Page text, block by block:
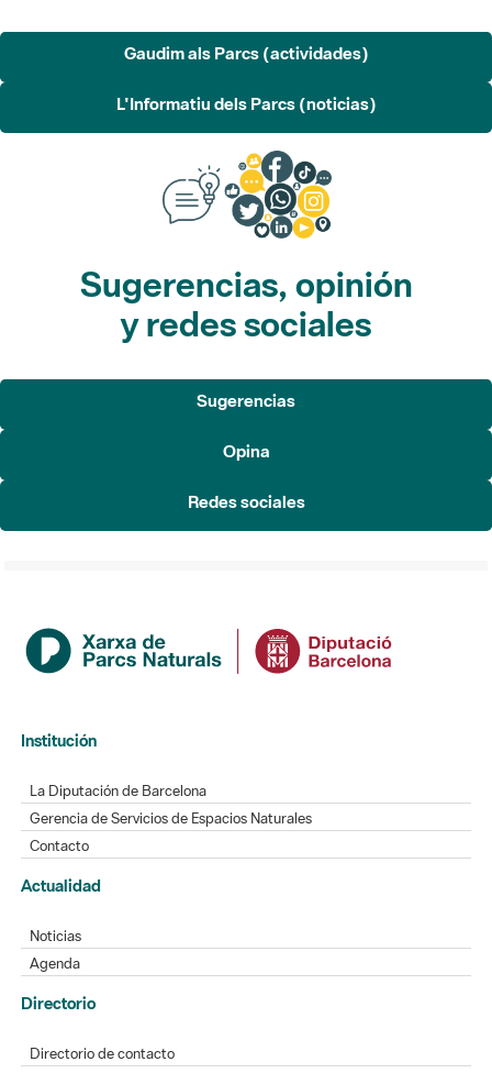
Gaudim als Parcs (actividades)
L'Informatiu dels Parcs (noticias)
Sugerencias, opinión
y redes sociales
Sugerencias
Opina
Redes sociales
Institución
La Diputación de Barcelona
Gerencia de Servicios de Espacios Naturales
Contacto
Actualidad
Noticias
Agenda
Directorio
Directorio de contacto